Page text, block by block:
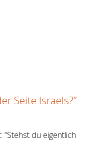
Seite Israels?”
du eigentlich